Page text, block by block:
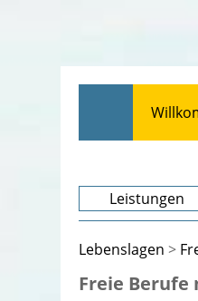
Leistungen
Lebenslagen >
Freie Berufe